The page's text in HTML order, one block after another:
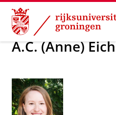
Skip
Content
Skip
Navigation
Over ons A.C.
A.C. (Anne)